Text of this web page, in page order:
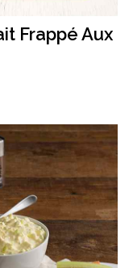
Frappé Aux